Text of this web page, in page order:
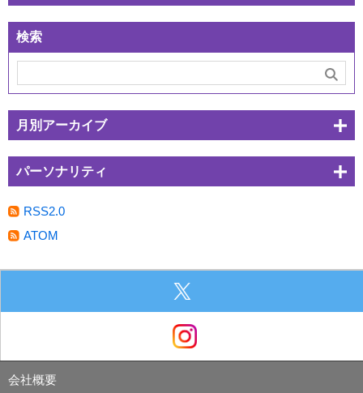
検索
月別アーカイブ
パーソナリティ
RSS2.0
ATOM
会社概要